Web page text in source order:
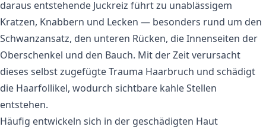
daraus entstehende Juckreiz führt zu unablässigem
Kratzen, Knabbern und Lecken — besonders rund um den
Schwanzansatz, den unteren Rücken, die Innenseiten der
Oberschenkel und den Bauch. Mit der Zeit verursacht
dieses selbst zugefügte Trauma Haarbruch und schädigt
die Haarfollikel, wodurch sichtbare kahle Stellen
entstehen.
Häufig entwickeln sich in der geschädigten Haut